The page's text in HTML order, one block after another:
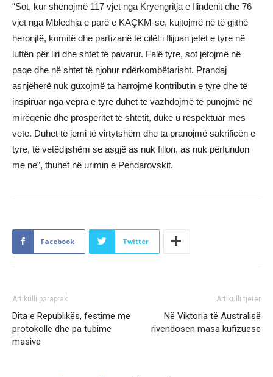
“Sot, kur shënojmë 117 vjet nga Kryengritja e Ilindenit dhe 76
vjet nga Mbledhja e parë e KAÇKM-së, kujtojmë në të gjithë
heronjtë, komitë dhe partizanë të cilët i flijuan jetët e tyre në
luftën për liri dhe shtet të pavarur. Falë tyre, sot jetojmë në
paqe dhe në shtet të njohur ndërkombëtarisht. Prandaj
asnjëherë nuk guxojmë ta harrojmë kontributin e tyre dhe të
inspiruar nga vepra e tyre duhet të vazhdojmë të punojmë në
mirëqenie dhe prosperitet të shtetit, duke u respektuar mes
vete. Duhet të jemi të virtytshëm dhe ta pranojmë sakrificën e
tyre, të vetëdijshëm se asgjë as nuk fillon, as nuk përfundon
me ne”, thuhet në urimin e Pendarovskit.
Facebook Twitter
Artikulli paraprak
Dita e Republikës, festime me
protokolle dhe pa tubime
masive
Artikulli tjetër
Në Viktoria të Australisë
rivendosen masa kufizuese